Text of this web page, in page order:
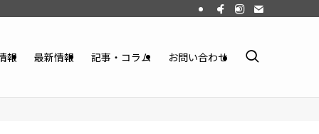
報 最新情報 記事・コラム お問い合わせ